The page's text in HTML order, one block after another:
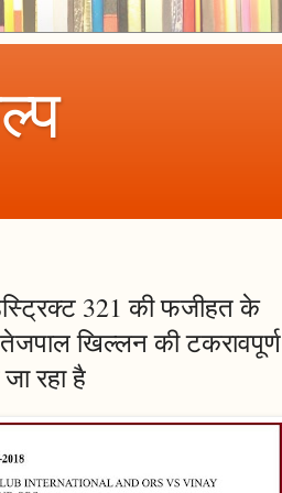
321 की फजीहत के
खिल्लन की टकरावपूर्ण
जा रहा है